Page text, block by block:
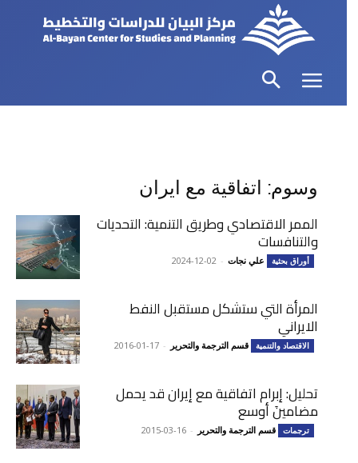
وسوم: اتفاقية مع ايران
الممر الاقتصادي وطريق التنمية: التحديات
والتنافسات
أوراق بحثية علي نجات -
2024-12-02
المرأة التي ستشكل مستقبل النفط
الايراني
الاقتصاد والتنمية قسم الترجمة والتحرير -
2016-01-17
تحليل: إبرام اتفاقية مع إيران قد يحمل
مضامينَ أوسع
ترجمات قسم الترجمة والتحرير -
2015-03-16